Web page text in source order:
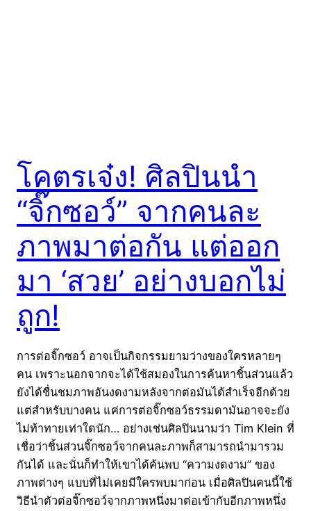
โคตรเจ๋ง! ศิลปินนำ
“จิ๊กซอว์” จากคนละ
ภาพมาต่อกัน แต่ออก
มา ‘สวย’ อย่างบอกไม่
ถูก!
การต่อจิ๊กซอว์ อาจเป็นกิจกรรมยามว่างของใครหลายๆ
คน เพราะนอกจากจะได้ใช้สมองในการค้นหาชิ้นส่วนแล้ว
ยังได้ชื่นชมภาพอันงดงามหลังจากต่อมันได้สำเร็จอีกด้วย
แต่สำหรับบางคน แค่การต่อจิ๊กซอว์ธรรมดามันอาจจะยัง
ไม่ท้าทายเท่าใดนัก… อย่างเช่นศิลปินนามว่า Tim Klein ที่
เชื่อว่าชิ้นส่วนจิ๊กซอว์จากคนละภาพก็สามารถนำมารวม
กันได้ และนั่นก็ทำให้เขาได้ค้นพบ “ความงดงาม” ของ
ภาพต่างๆ แบบที่ไม่เคยมีใครพบมาก่อน เมื่อศิลปินคนนี้ใช้
วิธีนำตัวต่อจิ๊กซอว์จากภาพหนึ่งมาต่อเข้ากับอีกภาพหนึ่ง